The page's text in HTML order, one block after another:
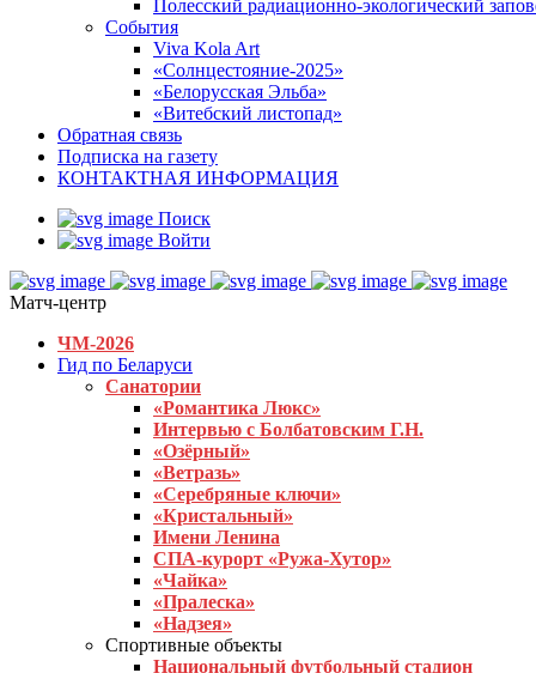
Полесский радиационно-экологический
События
Viva Kola Art
«Солнцестояние-2025»
«Белорусская Эльба»
«Витебский листопад»
Обратная связь
Подписка на газету
КОНТАКТНАЯ ИНФОРМАЦИЯ
Поиск
Войти
Матч-центр
ЧМ-2026
Гид по Беларуси
Санатории
«Романтика Люкс»
Интервью с Болбатовским Г.Н.
«Озёрный»
«Ветразь»
«Серебряные ключи»
«Кристальный»
Имени Ленина
СПА-курорт «Ружа-Хутор»
«Чайка»
«Пралеска»
«Надзея»
Спортивные объекты
Национальный футбольный стадион